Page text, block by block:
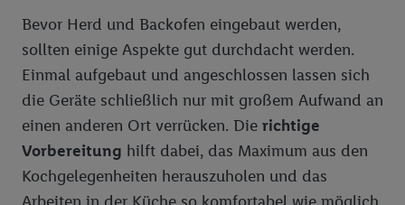
Bevor Herd und Backofen eingebaut werden,
sollten einige Aspekte gut durchdacht werden.
Einmal aufgebaut und angeschlossen lassen sich
die Geräte schließlich nur mit großem Aufwand an
einen anderen Ort verrücken. Die richtige
Vorbereitung hilft dabei, das Maximum aus den
Kochgelegenheiten herauszuholen und das